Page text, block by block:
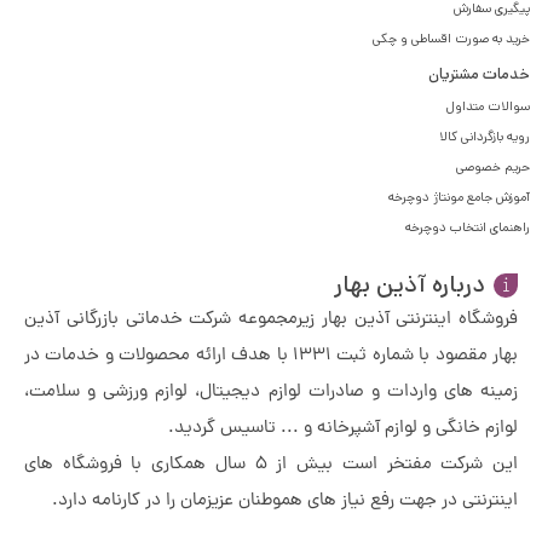
دوچرخه تاشو LANDROVER مدل VLRA سایز 26
دوچرخه سواری به همراه دارد.
بدنه
دوچرخه تاشو LANDROVER مدل VLRA سایز 26
آلومینیوم دوجداره است که با وجود تاشو بودن استحکام یک
کارکرد شهری و روزمره میباشد.
نتیجه گیری
علی رغم طراحی معمول دوچرخه های تاشو ،
دوچرخه تاشو
ارگونومیک برای رقابت با دوچرخه های کوهستان و مناسب برای
کارکردی بالاتر از سطح یک دوچرخه تاشو معمول و شهری است.
صندلی نرم و طبی و کمک فنر های بسیار با کیفیت جلو و عقب تجربه
ای لذت بخش از دوچرخه سواری با یک دوچرخه قدرتمند و در عین
پیگیری سفارش
خرید به صورت اقساطی و چکی
خدمات مشتریان
سوالات متداول
رویه بازگردانی کالا
حریم خصوصی
آموزش جامع مونتاژ دوچرخه
راهنمای انتخاب دوچرخه
درباره آذین بهار
فروشگاه اینترنتی آذین بهار زیرمجموعه شرکت خدماتی بازرگانی آذین
بهار مقصود با شماره ثبت 1331 با هدف ارائه محصولات و خدمات در
زمینه های واردات و صادرات لوازم دیجیتال، لوازم ورزشی و سلامت،
لوازم خانگی و لوازم آشپرخانه و ... تاسیس گردید.
این شرکت مفتخر است بیش از 5 سال همکاری با فروشگاه های
اینترنتی در جهت رفع نیاز های هموطنان عزیزمان را در کارنامه دارد.